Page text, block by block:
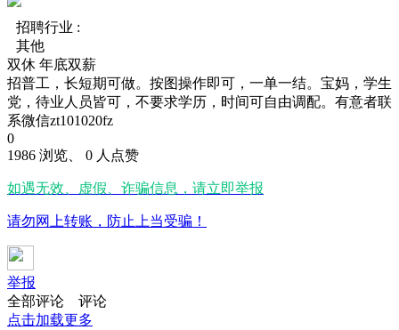
招聘行业 :
其他
双休 年底双薪
招普工，长短期可做。按图操作即可，一单一结。宝妈，学生
党，待业人员皆可，不要求学历，时间可自由调配。有意者联
系微信zt101020fz
0
1986 浏览、 0 人点赞
如遇无效、虚假、诈骗信息，请立即举报
请勿网上转账，防止上当受骗！
举报
全部评论
评论
点击加载更多